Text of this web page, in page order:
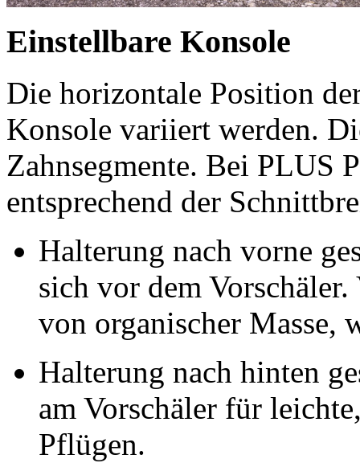
Einstellbare Konsole
Die horizontale Position
Konsole variiert werden.
Zahnsegmente. Bei PLUS
entsprechend der
Halterung nach vorne
sich vor dem
von organischer Masse,
Halterung nach hinten
am Vorschäler für
Pflügen.